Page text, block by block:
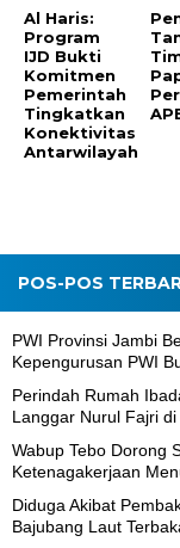
Al Haris:
Program
IJD Bukti
Komitmen
Pemerintah
Tingkatkan
Konektivitas
Antarwilayah
POS-POS
PWI Provinsi Jambi
Kepengurusan PWI
Perindah Rumah
Langgar Nurul Fajri
Wabup Tebo Dorong
Ketenagakerjaan
Diduga Akibat
Bajubang Laut